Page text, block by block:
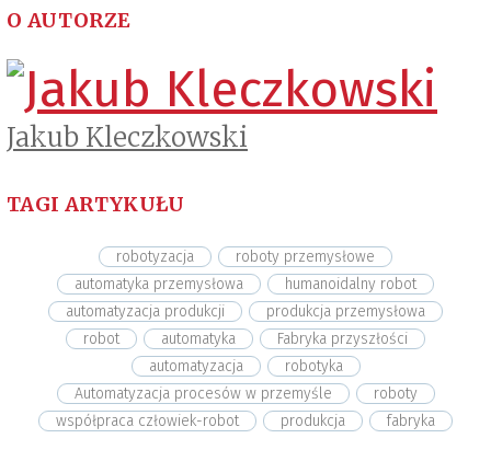
O AUTORZE
Jakub Kleczkowski
TAGI ARTYKUŁU
robotyzacja
roboty przemysłowe
automatyka przemysłowa
humanoidalny robot
automatyzacja produkcji
produkcja przemysłowa
robot
automatyka
Fabryka przyszłości
automatyzacja
robotyka
Automatyzacja procesów w przemyśle
roboty
współpraca człowiek-robot
produkcja fabryka